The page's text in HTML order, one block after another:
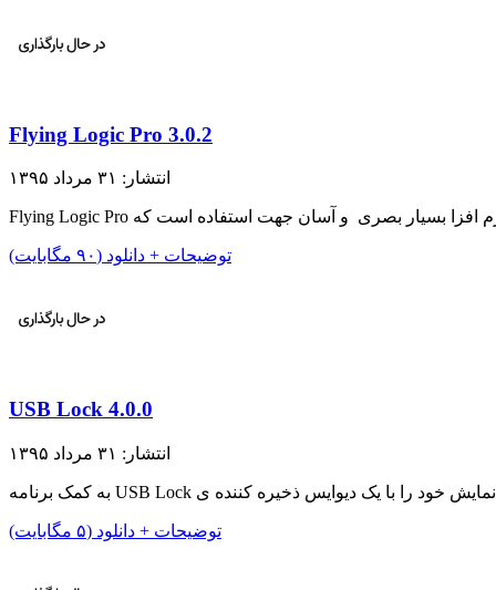
Flying Logic Pro 3.0.2
انتشار: ۳۱ مرداد ۱۳۹۵
توضیحات + دانلود (۹۰ مگابایت)
USB Lock 4.0.0
انتشار: ۳۱ مرداد ۱۳۹۵
توضیحات + دانلود (۵ مگابایت)